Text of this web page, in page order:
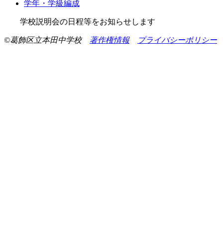
学年・学級編成
学校説明会の日程等をお知らせします
©葛飾区立本田中学校 著作権情報 プライバシーポリシー